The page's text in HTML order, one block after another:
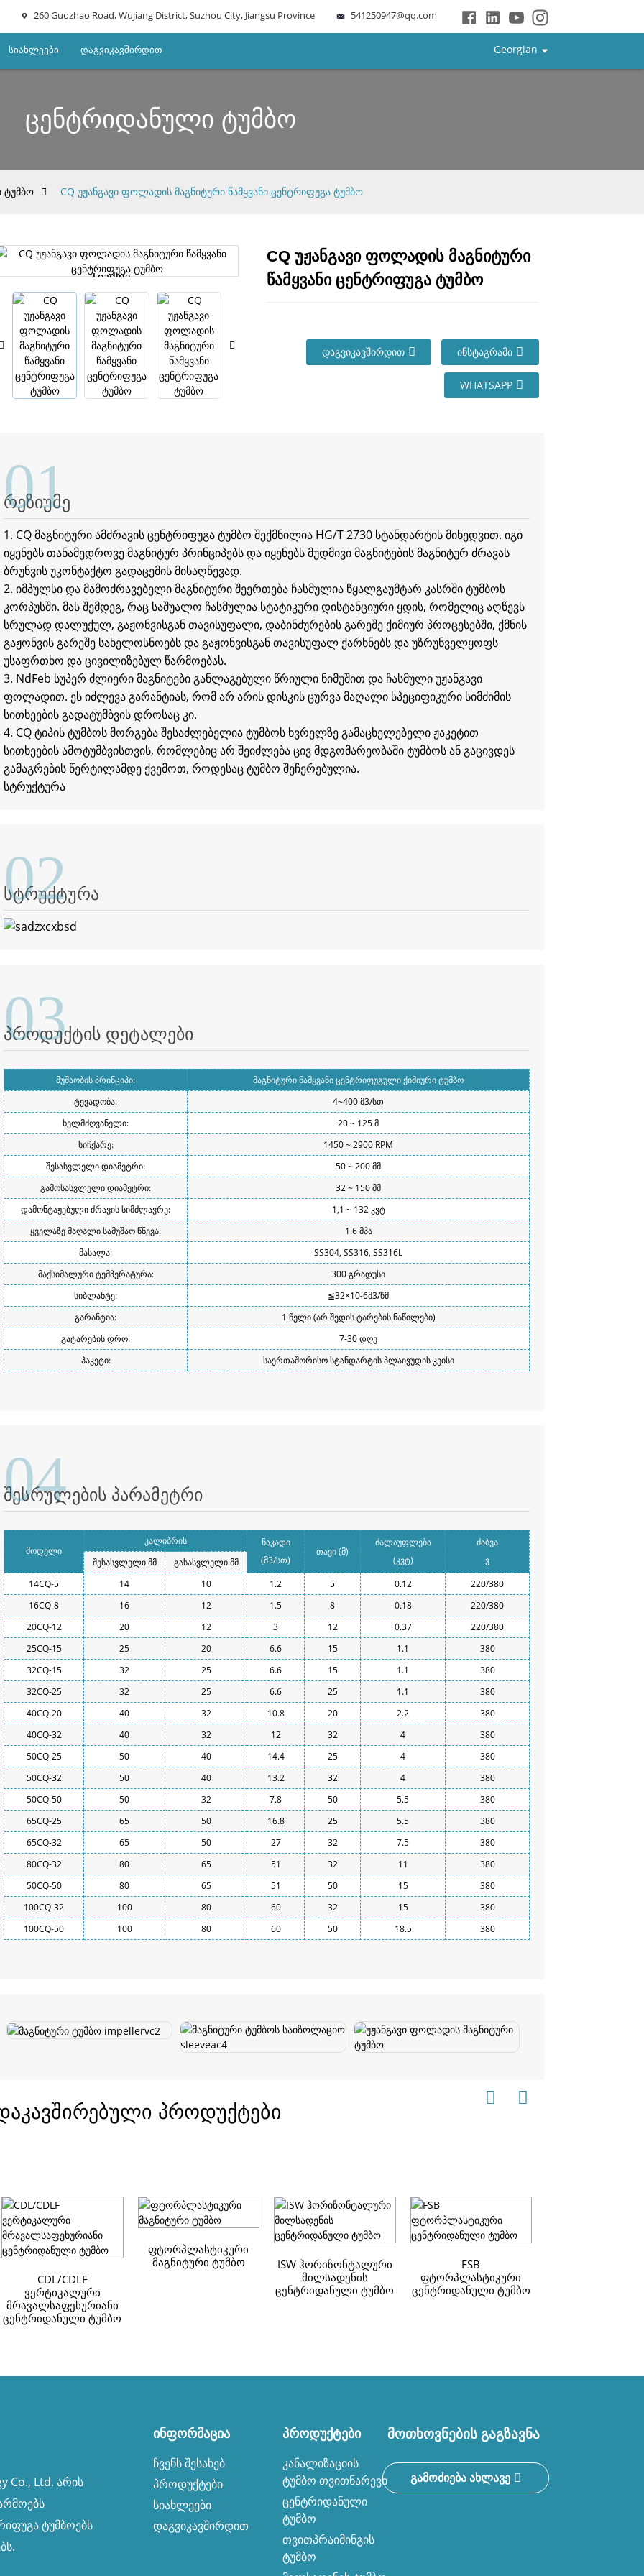
260 Guozhao Road, Wujiang District, Suzhou City, Jiangsu Province 541250947@qq.com
Სიახლეები Დაგვიკავშირდით Georgian
ცენტრიდანული ტუმბო
ტუმბო CQ უჟანგავი ფოლადის მაგნიტური წამყვანი ცენტრიფუგა ტუმბო
Loading...
Loading... Loading...
Loading...
CQ უჟანგავი ფოლადის მაგნიტური
წამყვანი ცენტრიფუგა ტუმბო
ᲓᲐᲒᲕᲘᲙᲐᲕᲨᲘᲠᲓᲘᲗ ᲘᲜᲡᲢᲐᲒᲠᲐᲛᲘ
WHATSAPP
01
რეზიუმე
1. CQ მაგნიტური ამძრავის ცენტრიფუგა ტუმბო შექმნილია HG/T 2730 სტანდარტის მიხედვით. იგი
იყენებს თანამედროვე მაგნიტურ პრინციპებს და იყენებს მუდმივი მაგნიტების მაგნიტურ ძრავას
ბრუნვის უკონტაქტო გადაცემის მისაღწევად.
2. იმპულსი და მამოძრავებელი მაგნიტური შეერთება ჩასმულია წყალგაუმტარ კასრში ტუმბოს
კორპუსში. მას შემდეგ, რაც საშუალო ჩასმულია სტატიკური დისტანციური ყდის, რომელიც აღწევს
სრულად დალუქულ, გაჟონვისგან თავისუფალი, დაბინძურების გარეშე ქიმიურ პროცესებში, ქმნის
გაჟონვის გარეშე სახელოსნოებს და გაჟონვისგან თავისუფალ ქარხნებს და უზრუნველყოფს
უსაფრთხო და ცივილიზებულ წარმოებას.
3. NdFeb სუპერ ძლიერი მაგნიტები განლაგებული წრიული ნიმუშით და ჩასმული უჟანგავი
ფოლადით. ეს იძლევა გარანტიას, რომ არ არის დისკის ცურვა მაღალი სპეციფიკური სიმძიმის
სითხეების გადატუმბვის დროსაც კი.
4. CQ ტიპის ტუმბოს მორგება შესაძლებელია ტუმბოს ხვრელზე გამაცხელებელი ჟაკეტით
სითხეების ამოტუმბვისთვის, რომლებიც არ შეიძლება ცივ მდგომარეობაში ტუმბოს ან გაცივდეს
გამაგრების წერტილამდე ქვემოთ, როდესაც ტუმბო შეჩერებულია.
სტრუქტურა
02
სტრუქტურა
03
პროდუქტის დეტალები
მუშაობის პრინციპი:
მაგნიტური წამყვანი ცენტრიფუგული ქიმიური ტუმბო
ტევადობა:
4~400 მ3/სთ
ხელმძღვანელი:
20 ~ 125 მ
სიჩქარე:
1450 ~ 2900 RPM
შესასვლელი დიამეტრი:
50 ~ 200 მმ
გამოსასვლელი დიამეტრი:
32 ~ 150 მმ
დამონტაჟებული ძრავის სიმძლავრე:
1,1 ~ 132 კვტ
ყველაზე მაღალი სამუშაო წნევა:
1.6 მპა
მასალა:
SS304, SS316, SS316L
მაქსიმალური ტემპერატურა:
300 გრადუსი
სიბლანტე:
≦32×10-6მ3/წმ
გარანტია:
1 წელი (არ შედის ტარების ნაწილები)
გატარების დრო:
7-30 დღე
პაკეტი:
საერთაშორისო სტანდარტის პლაივუდის კეისი
04
შესრულების პარამეტრი
მოდელი
კალიბრის
ნაკადი
(მ3/სთ)
თავი (მ)
ძალაუფლება
(კვტ)
ძაბვა
ვ
შესასვლელი მმ
გასასვლელი მმ
14CQ-5
14 10 1.2 5 0.12
220/380
16CQ-8
16 12 1.5 8 0.18
220/380
20CQ-12
20 12 3 12 0.37
220/380
25CQ-15
25 20 6.6 15 1.1
380
32CQ-15
32 25 6.6 15 1.1
380
32CQ-25
32 25 6.6 25 1.1
380
40CQ-20
40 32 10.8 20 2.2
380
40CQ-32
40 32 12 32 4
380
50CQ-25
50 40 14.4 25 4
380
50CQ-32
50 40 13.2 32 4
380
50CQ-50
50 32 7.8 50 5.5
380
65CQ-25
65 50 16.8 25 5.5
380
65CQ-32
65 50 27 32 7.5
380
80CQ-32
80 65 51 32 11
380
50CQ-50
80 65 51 50 15
380
100CQ-32
100 80 60 32 15
380
100CQ-50
100 80 60 50 18.5 380
პროდუქტები
CDL/CDLF
ვერტიკალური
მრავალსაფეხურიანი
ცენტრიდანული ტუმბო
ფტორპლასტიკური
მაგნიტური ტუმბო
ISW ჰორიზონტალური
მილსადენის
ცენტრიდანული ტუმბო
FSB
ფტორპლასტიკური
ცენტრიდანული ტუმბო
Co., Ltd. არის
ტუმბოებს
ინფორმაცია
ჩვენს შესახებ
პროდუქტები
სიახლეები
დაგვიკავშირდით
პროდუქტები
კანალიზაციის
ტუმბო თვითნარევი
ცენტრიდანული
ტუმბო
თვითპრაიმინგის
ტუმბო
მოთხოვნების გაგზავნა
გამოძიება ახლავე